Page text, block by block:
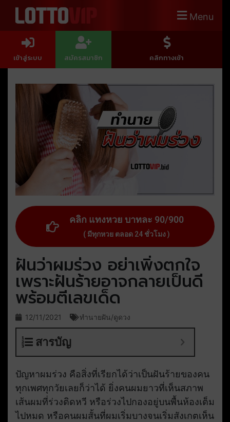
Menu
เข้าสู่ระบบ สมัครสมาชิก คลิกทางเข้า
คลิก แทงหวย บาทละ 90/900
( มีทุกหวย ตลอด 24 ชั่วโมง )
ฝันว่าผมร่วง อย่าเพิ่งตกใจ
เพราะฝันร้ายอาจกลายเป็นดี
พร้อมตีเลขเด็ด
12/11/2021 ทำนายฝัน/ดูดวง
สารบัญ
ปัญหาผมร่วง คือสิ่งที่เรียกได้ว่าเป็นฝันร้ายของคน
ทุกเพศทุกวัยเลยก็ว่าได้ ยิ่งคนผมยาวที่เห็นสภาพ
เส้นผมที่ร่วงติดหวี หรือร่วงไปกองอยู่บนพื้นห้องเต็ม
ไปหมด หรือคนผมสั้นที่ผมเริ่มบางจนเริ่มสังเกตเห็น